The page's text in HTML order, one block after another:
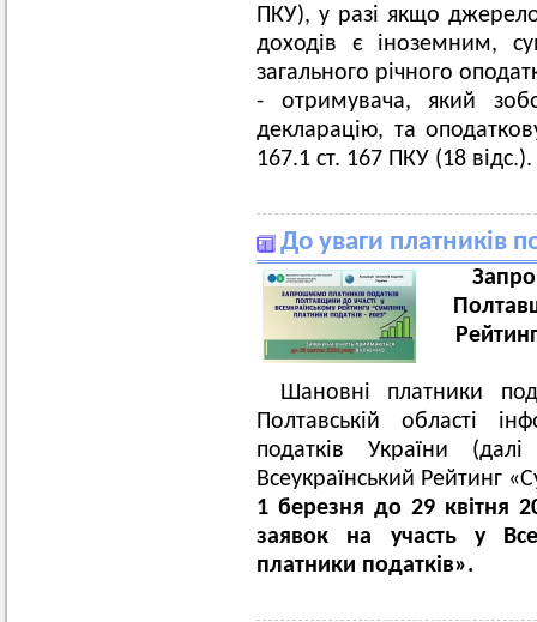
ПКУ), у разі якщо
доходів є іноземним,
загального річного
- отримувача, який
декларацію, та
167.1 ст. 167 ПКУ (18 відс.).
До уваги платників
Шановні платники
Полтавській області
податків України
Всеукраїнський Рейтинг
1 березня до 29 квітня
заявок на участь у
платники податків».